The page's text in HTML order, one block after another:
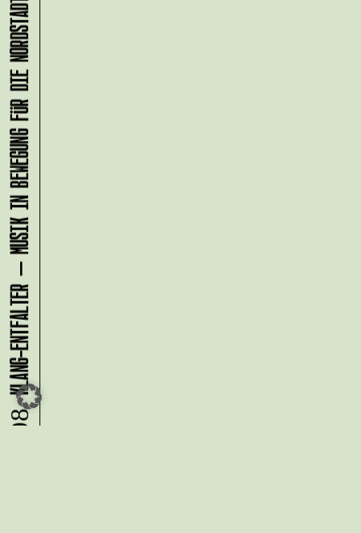
07.08.
KLANG-ENTFALTER – MUSIK IN BEWEGUNG FÜR DIE NORDSTADT